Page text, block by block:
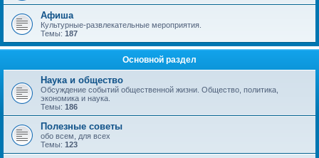
Афиша
Культурные-развлекательные мероприятия.
Темы: 187
Основной раздел
Наука и общество
Обсуждение событий общественной жизни. Общество, политика,
экономика и наука.
Темы: 186
Полезные советы
обо всем, для всех
Темы: 123